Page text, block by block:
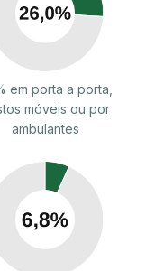
em porta a porta,
móveis ou por
ambulantes